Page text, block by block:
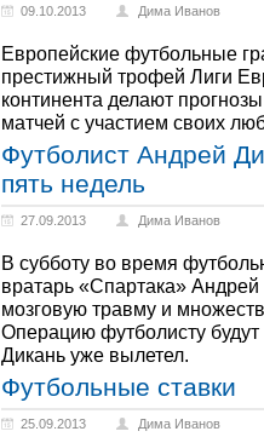
09.10.2013 Дима Иванов
Европейские футбольные
престижный трофей Лиги
континента делают
матчей с участием своих
Футболист Андрей
пять недель
27.09.2013 Дима Иванов
В субботу во время
вратарь «Спартака»
мозговую травму и
Операцию футболисту
Дикань уже вылетел.
Футбольные ставки
25.09.2013 Дима Иванов